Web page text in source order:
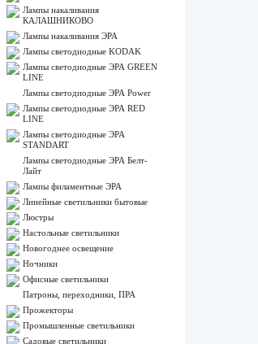
Лампы накаливания
КАЛАШНИКОВО
Лампы накаливания ЭРА
Лампы светодиодные KODAK
Лампы светодиодные ЭРА GREEN
LINE
Лампы светодиодные ЭРА Power
Лампы светодиодные ЭРА RED
LINE
Лампы светодиодные ЭРА
STANDART
Лампы светодиодные ЭРА Белт-
Лайт
Лампы филаментные ЭРА
Линейные светильники бытовые
Люстры
Настольные светильники
Новогоднее освещение
Ночники
Офисные светильники
Патроны, переходники, ПРА
Прожекторы
Промышленные светильники
Садовые светильники